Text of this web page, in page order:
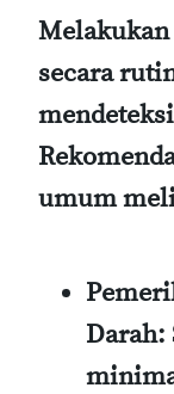
Melakukan
secara
umum
Darah: